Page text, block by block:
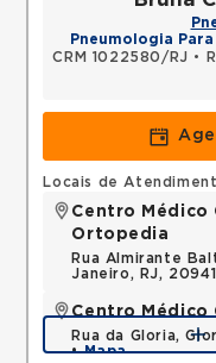
Pneumologia
CRM 1022580/RJ •
Locais de
Centro Médico
Ortopedia
Rua Almirante
Janeiro, RJ,
Centro Médico
Rua da Gloria,
•Mapa